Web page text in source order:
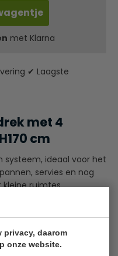
privacy, daarom
onze website.
met Klarna
✔ Laagste
met 4
cm
systeem, ideaal voor het
servies en nog
ruimtes.